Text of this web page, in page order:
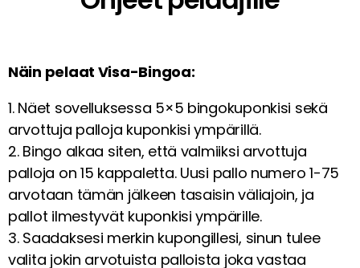
Näin pelaat Visa-Bingoa:
1. Näet sovelluksessa 5×5 bingokuponkisi sekä
arvottuja palloja kuponkisi ympärillä.
2. Bingo alkaa siten, että valmiiksi arvottuja
palloja on 15 kappaletta. Uusi pallo numero 1-75
arvotaan tämän jälkeen tasaisin väliajoin, ja
pallot ilmestyvät kuponkisi ympärille.
3. Saadaksesi merkin kupongillesi, sinun tulee
valita jokin arvotuista palloista joka vastaa